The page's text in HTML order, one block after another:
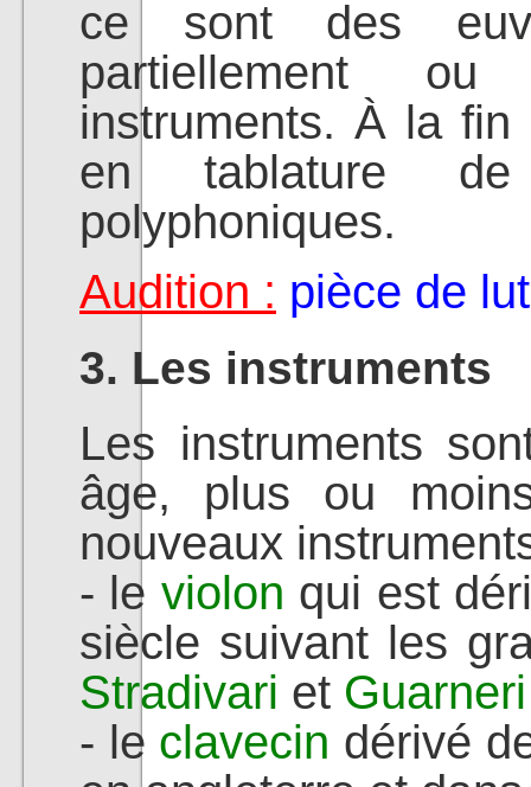
ce sont des
partiellement
instruments. À la
en tablature
polyphoniques.
Audition : pièce de
3. Les instruments
Les instruments
âge, plus ou
nouveaux
- le violon qui est
siècle suivant les
Stradivari et Guarneri
- le clavecin dérivé